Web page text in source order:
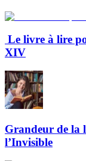
Le livre à lire
XIV
Grandeur de la
l’Invisible